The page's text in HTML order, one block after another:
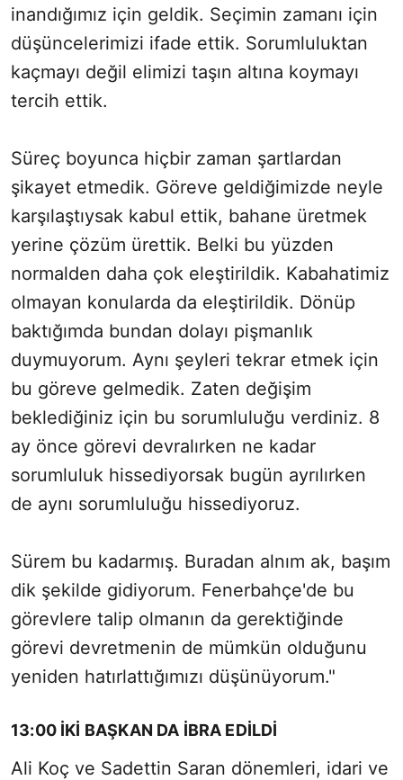
inandığımız için geldik. Seçimin zamanı için
düşüncelerimizi ifade ettik. Sorumluluktan
kaçmayı değil elimizi taşın altına koymayı
tercih ettik.
Süreç boyunca hiçbir zaman şartlardan
şikayet etmedik. Göreve geldiğimizde neyle
karşılaştıysak kabul ettik, bahane üretmek
yerine çözüm ürettik. Belki bu yüzden
normalden daha çok eleştirildik. Kabahatimiz
olmayan konularda da eleştirildik. Dönüp
baktığımda bundan dolayı pişmanlık
duymuyorum. Aynı şeyleri tekrar etmek için
bu göreve gelmedik. Zaten değişim
beklediğiniz için bu sorumluluğu verdiniz. 8
ay önce görevi devralırken ne kadar
sorumluluk hissediyorsak bugün ayrılırken
de aynı sorumluluğu hissediyoruz.
Sürem bu kadarmış. Buradan alnım ak, başım
dik şekilde gidiyorum. Fenerbahçe'de bu
görevlere talip olmanın da gerektiğinde
görevi devretmenin de mümkün olduğunu
yeniden hatırlattığımızı düşünüyorum."
13:00 İKİ BAŞKAN DA İBRA EDİLDİ
Ali Koç ve Sadettin Saran dönemleri, idari ve